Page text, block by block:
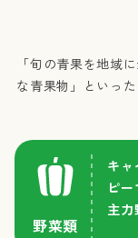
「旬の青果を地域
な青果物」といった
野菜類
キャ
ピ
主力